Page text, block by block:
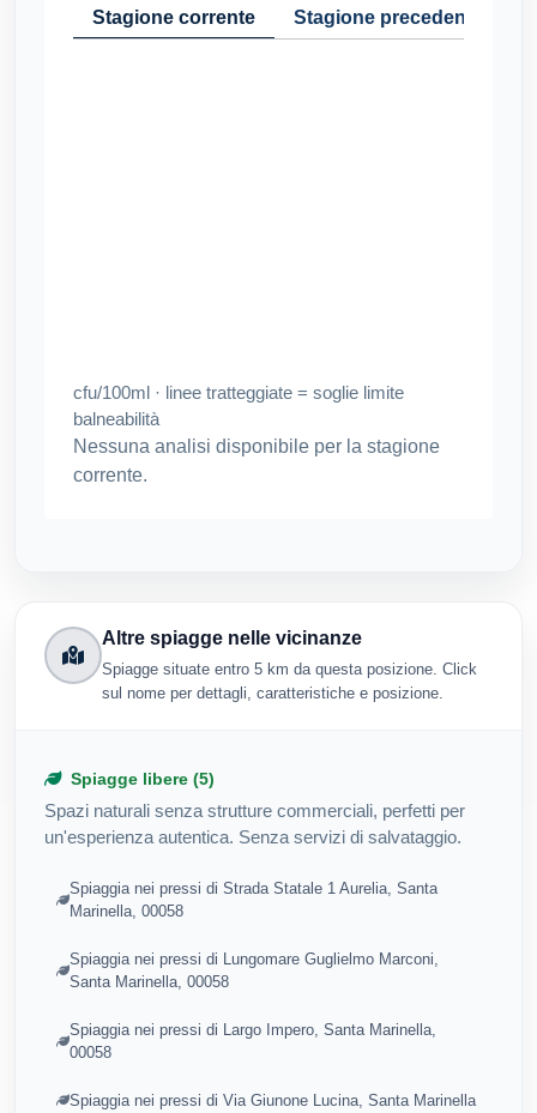
Stagione corrente Stagione precedente
cfu/100ml · linee tratteggiate = soglie limite
balneabilità
Nessuna analisi disponibile per la stagione
corrente.
Altre spiagge nelle vicinanze
Spiagge situate entro 5 km da questa posizione. Click
sul nome per dettagli, caratteristiche e posizione.
Spiagge libere (5)
Spazi naturali senza strutture commerciali, perfetti per
un'esperienza autentica. Senza servizi di salvataggio.
Spiaggia nei pressi di Strada Statale 1 Aurelia, Santa
Marinella, 00058
Spiaggia nei pressi di Lungomare Guglielmo Marconi,
Santa Marinella, 00058
Spiaggia nei pressi di Largo Impero, Santa Marinella,
00058
Spiaggia nei pressi di Via Giunone Lucina, Santa Marinella